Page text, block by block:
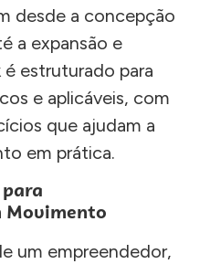
desde a concepção
a expansão e
estruturado para
e aplicáveis, com
que ajudam a
em prática.
Movimento
um empreendedor,